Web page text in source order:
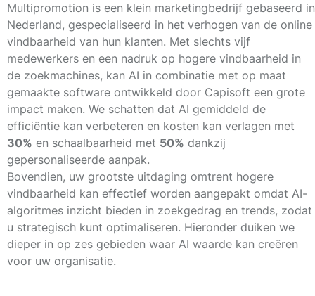
Multipromotion is een klein marketingbedrijf gebaseerd in
Nederland, gespecialiseerd in het verhogen van de online
vindbaarheid van hun klanten. Met slechts vijf
medewerkers en een nadruk op hogere vindbaarheid in
de zoekmachines, kan AI in combinatie met op maat
gemaakte software ontwikkeld door Capisoft een grote
impact maken. We schatten dat AI gemiddeld de
efficiëntie kan verbeteren en kosten kan verlagen met
30% en schaalbaarheid met 50% dankzij
gepersonaliseerde aanpak.
Bovendien, uw grootste uitdaging omtrent hogere
vindbaarheid kan effectief worden aangepakt omdat AI-
algoritmes inzicht bieden in zoekgedrag en trends, zodat
u strategisch kunt optimaliseren. Hieronder duiken we
dieper in op zes gebieden waar AI waarde kan creëren
voor uw organisatie.